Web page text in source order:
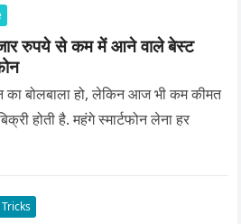
रुपये से कम में आने वाले बेस्ट
का बोलबाला हो, लेकिन आज भी कम कीमत
होती है. महंगे स्मार्टफोन लेना हर